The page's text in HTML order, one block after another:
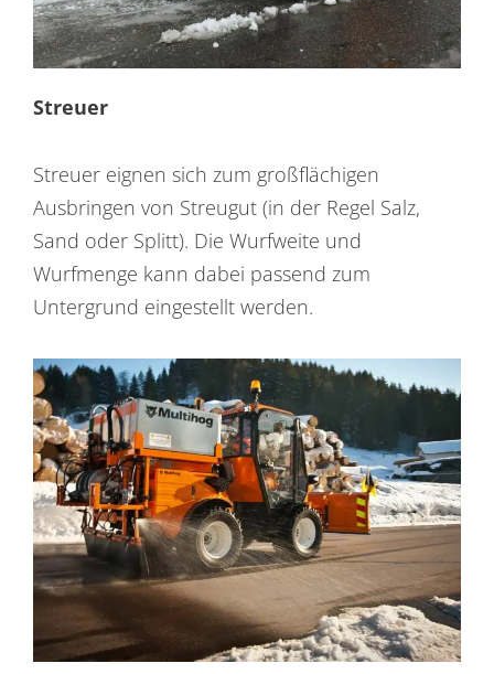
Streuer
Streuer eignen sich zum großflächigen
Ausbringen von Streugut (in der Regel Salz,
Sand oder Splitt). Die Wurfweite und
Wurfmenge kann dabei passend zum
Untergrund eingestellt werden.